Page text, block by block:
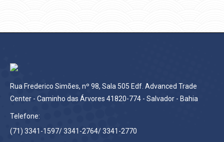
Rua Frederico Simões, nº 98, Sala 505 Edf. Advanced Trade
Center - Caminho das Árvores 41820-774 - Salvador - Bahia
Telefone:
(71) 3341-1597/ 3341-2764/ 3341-2770